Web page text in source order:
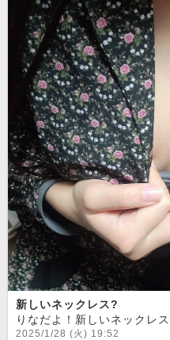
新しいネックレス?
2025/1/28 (火) 19:52